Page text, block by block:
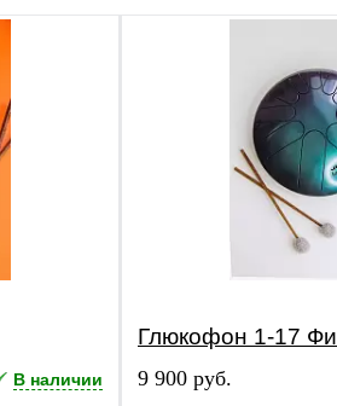
В наличии
Глюкофон 1-17
9 900 руб.